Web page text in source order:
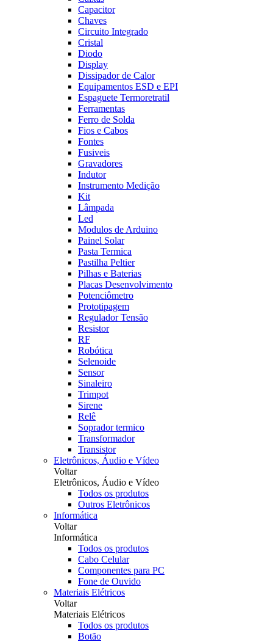
Capacitor
Chaves
Circuito Integrado
Cristal
Diodo
Display
Dissipador de Calor
Equipamentos ESD e EPI
Espaguete Termoretratil
Ferramentas
Ferro de Solda
Fios e Cabos
Fontes
Fusiveis
Gravadores
Indutor
Instrumento Medição
Kit
Lâmpada
Led
Modulos de Arduino
Painel Solar
Pasta Termica
Pastilha Peltier
Pilhas e Baterias
Placas Desenvolvimento
Potenciômetro
Prototipagem
Regulador Tensão
Resistor
RF
Robótica
Selenoide
Sensor
Sinaleiro
Trimpot
Sirene
Relê
Soprador termico
Transformador
Transistor
Eletrônicos, Áudio e Vídeo
Voltar
Eletrônicos, Áudio e Vídeo
Todos os produtos
Outros Eletrônicos
Informática
Voltar
Informática
Todos os produtos
Cabo Celular
Componentes para PC
Fone de Ouvido
Materiais Elétricos
Voltar
Materiais Elétricos
Todos os produtos
Botão